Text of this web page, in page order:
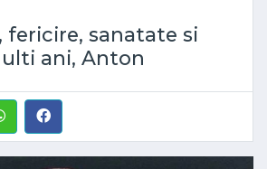
fericire, sanatate si
ani, Anton